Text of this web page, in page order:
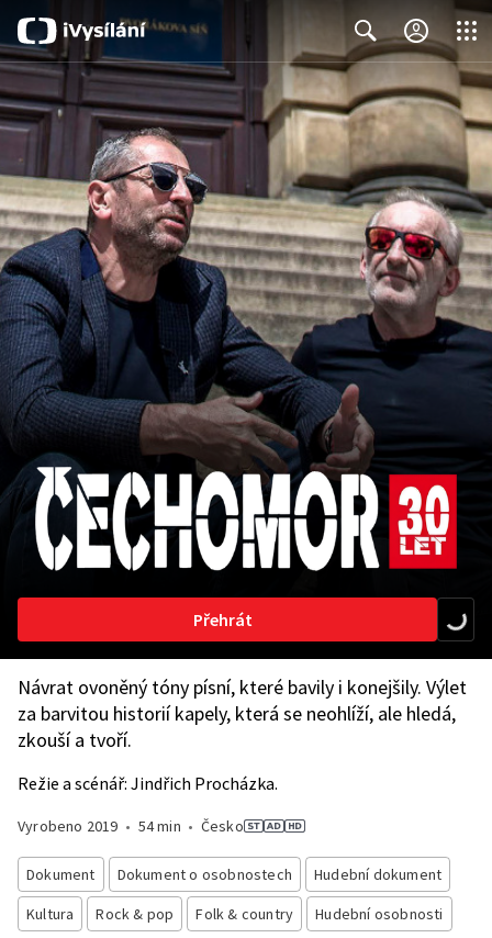
Search Close
Přehrát
Návrat ovoněný tóny písní, které bavily i konejšily. Výlet
za barvitou historií kapely, která se neohlíží, ale hledá,
zkouší a tvoří.
Režie a scénář: Jindřich Procházka.
Vyrobeno 2019 • 54 min • Česko
Dokument Dokument o osobnostech
Hudební dokument
Kultura
Rock & pop Folk & country Hudební osobnosti